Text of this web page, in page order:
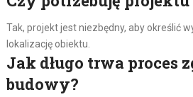
Tak, projekt jest niezbędny, aby określić
lokalizację obiektu.
Jak długo trwa proces
budowy?